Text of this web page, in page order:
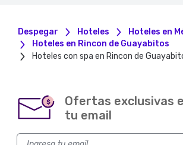
Despegar Hoteles
Hoteles en
Hoteles en Rincon de Guayabitos
Hoteles con spa en Rincon de
$
Ofertas exclusivas
tu email